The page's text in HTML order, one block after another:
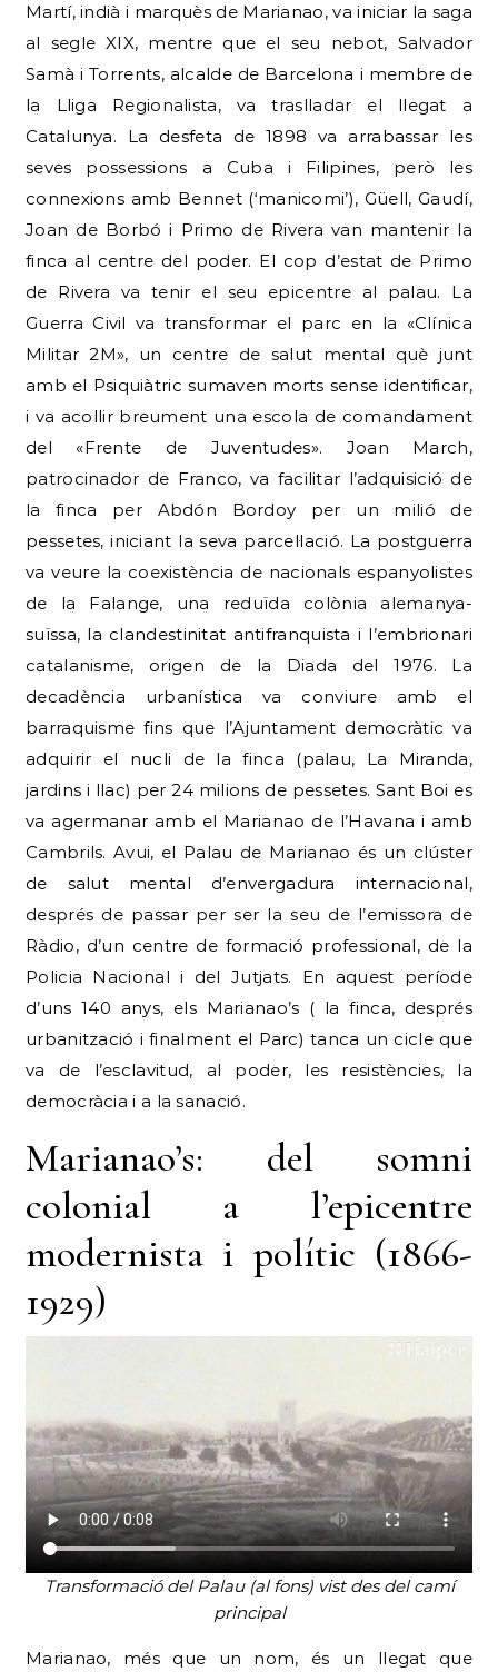
Martí, indià i marquès de Marianao, va iniciar la saga
al segle XIX, mentre que el seu nebot, Salvador
Samà i Torrents, alcalde de Barcelona i membre de
la Lliga Regionalista, va traslladar el llegat a
Catalunya. La desfeta de 1898 va arrabassar les
seves possessions a Cuba i Filipines, però les
connexions amb Bennet (‘manicomi’), Güell, Gaudí,
Joan de Borbó i Primo de Rivera van mantenir la
finca al centre del poder. El cop d’estat de Primo
de Rivera va tenir el seu epicentre al palau. La
Guerra Civil va transformar el parc en la «Clínica
Militar 2M», un centre de salut mental què junt
amb el Psiquiàtric sumaven morts sense identificar,
i va acollir breument una escola de comandament
del «Frente de Juventudes». Joan March,
patrocinador de Franco, va facilitar l’adquisició de
la finca per Abdón Bordoy per un milió de
pessetes, iniciant la seva parcel·lació. La postguerra
va veure la coexistència de nacionals espanyolistes
de la Falange, una reduïda colònia alemanya-
suïssa, la clandestinitat antifranquista i l’embrionari
catalanisme, origen de la Diada del 1976. La
decadència urbanística va conviure amb el
barraquisme fins que l’Ajuntament democràtic va
adquirir el nucli de la finca (palau, La Miranda,
jardins i llac) per 24 milions de pessetes. Sant Boi es
va agermanar amb el Marianao de l’Havana i amb
Cambrils. Avui, el Palau de Marianao és un clúster
de salut mental d’envergadura internacional,
després de passar per ser la seu de l’emissora de
Ràdio, d’un centre de formació professional, de la
Policia Nacional i del Jutjats. En aquest període
d’uns 140 anys, els Marianao’s ( la finca, després
urbanització i finalment el Parc) tanca un cicle que
va de l’esclavitud, al poder, les resistències, la
democràcia i a la sanació.
Marianao’s: del somni
colonial a l’epicentre
modernista i polític (1866-
1929)
Transformació del Palau (al fons) vist des del camí
principal
Marianao, més que un nom, és un llegat que